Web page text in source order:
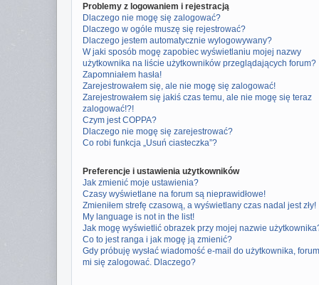
Problemy z logowaniem i rejestracją
Dlaczego nie mogę się zalogować?
Dlaczego w ogóle muszę się rejestrować?
Dlaczego jestem automatycznie wylogowywany?
W jaki sposób mogę zapobiec wyświetlaniu mojej nazwy
użytkownika na liście użytkowników przeglądających forum?
Zapomniałem hasła!
Zarejestrowałem się, ale nie mogę się zalogować!
Zarejestrowałem się jakiś czas temu, ale nie mogę się teraz
zalogować!?!
Czym jest COPPA?
Dlaczego nie mogę się zarejestrować?
Co robi funkcja „Usuń ciasteczka”?
Preferencje i ustawienia użytkowników
Jak zmienić moje ustawienia?
Czasy wyświetlane na forum są nieprawidłowe!
Zmieniłem strefę czasową, a wyświetlany czas nadal jest zły!
My language is not in the list!
Jak mogę wyświetlić obrazek przy mojej nazwie
Co to jest ranga i jak mogę ją zmienić?
Gdy próbuję wysłać wiadomość e-mail do użytkownika,
mi się zalogować. Dlaczego?